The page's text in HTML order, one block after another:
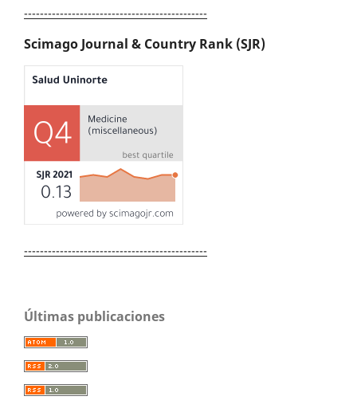
----------------------------------------------
Scimago Journal & Country Rank (SJR)
----------------------------------------------
Últimas publicaciones